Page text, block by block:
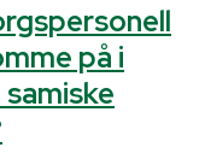
på i